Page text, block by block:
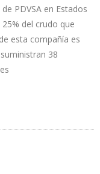
PDVSA en Estados
del crudo que
esta compañía es
38